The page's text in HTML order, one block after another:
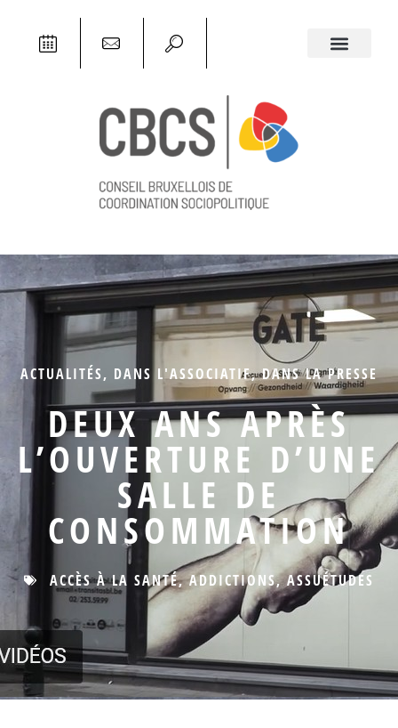
ACTUALITÉS, DANS L'ASSOCIATIF,DANS LA PRESSE
DEUX ANS APRÈS
L’OUVERTURE D’UNE
SALLE DE
CONSOMMATION
ACCÈS À LA SANTÉ,ADDICTIONS,ASSUÉTUDES